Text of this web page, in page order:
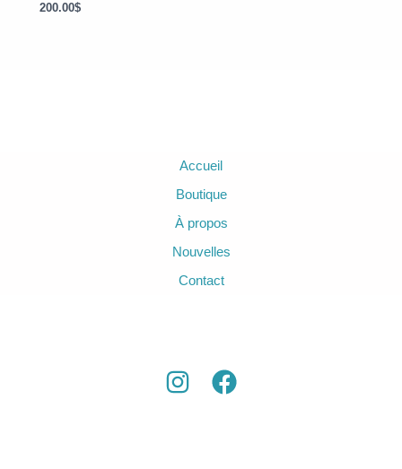
200.00$
Accueil
Boutique
À propos
Nouvelles
Contact